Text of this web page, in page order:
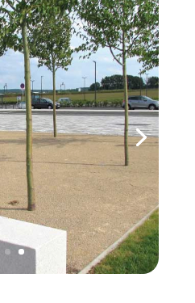
und Gehwegen
Naturstein-